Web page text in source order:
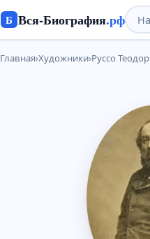
Б Вся-Биография.рф
Главная›Художники›Руссо Теодор